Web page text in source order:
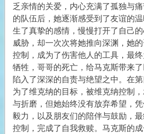
乏亲情的关爱，内心充满了孤独与
的队伍后，她逐渐感受到了友谊的
生了真挚的感情，慢慢打开了自己
威胁，却一次次将她推向深渊，她
控制，成为了伤害他人的工具，最
牺牲，哥哥的死亡，给马克斯带来
陷入了深深的自责与绝望之中。在
为了维克纳的目标，被维克纳控制
与折磨，但她始终没有放弃希望，
毅力，以及朋友们的陪伴与鼓励，
控制，完成了自我救赎。马克斯的